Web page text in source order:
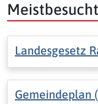
Landesgesetz
Gemeindeplan